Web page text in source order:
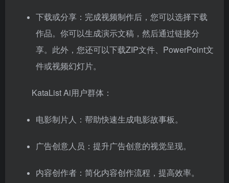
下载或分享：完成视频制作后，您可以选择下载
作品。你可以生成演示文稿，然后通过链接分
享。此外，您还可以下载ZIP文件、PowerPoint文
件或视频幻灯片。
KataList Ai用户群体：
电影制片人：帮助快速生成电影故事板。
广告创意人员：提升广告创意的视觉呈现。
内容创作者：简化内容创作流程，提高效率。